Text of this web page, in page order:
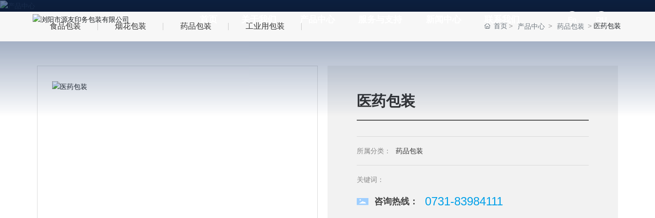
关于我们
食品包装 烟花包装 药品包装 工业用包装 首页 产品中心 药品包装 医药包装
医药包装
所属分类： 药品包装
关键词：
咨询热线： 0731-83984111